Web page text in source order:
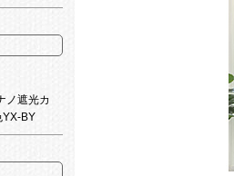
体青幅
ノ遮光カ
YX-BY
格（リフ